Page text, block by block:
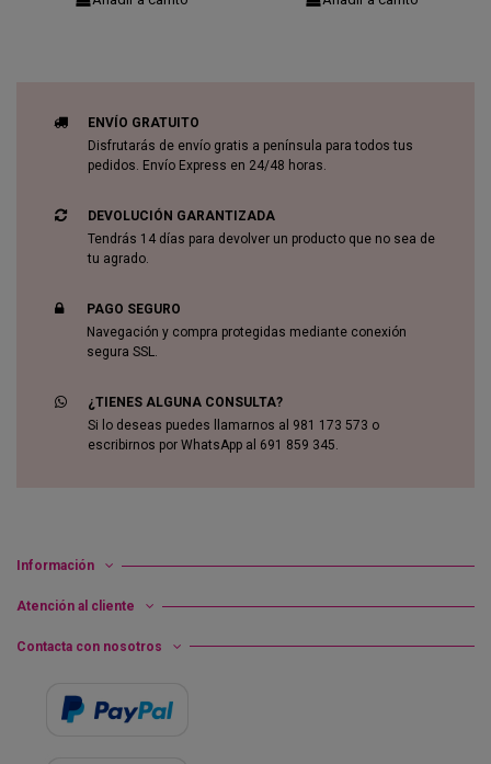
ENVÍO GRATUITO
Disfrutarás de envío gratis a península para todos tus
pedidos. Envío Express en 24/48 horas.
DEVOLUCIÓN GARANTIZADA
Tendrás 14 días para devolver un producto que no sea de
tu agrado.
PAGO SEGURO
Navegación y compra protegidas mediante conexión
segura SSL.
¿TIENES ALGUNA CONSULTA?
Si lo deseas puedes llamarnos al 981 173 573 o
escribirnos por WhatsApp al 691 859 345.
Información
Atención al cliente
Contacta con nosotros